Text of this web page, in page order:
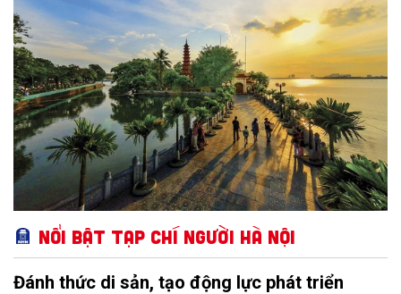
Nổi bật Tạp chí Người Hà Nội
Đánh thức di sản, tạo động lực phát triển